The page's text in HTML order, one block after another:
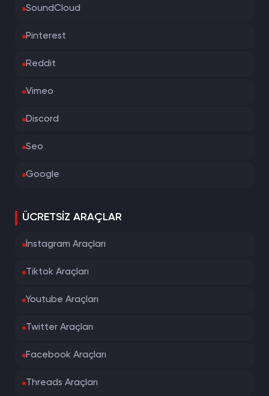
SoundCloud
Pinterest
Reddit
Vimeo
Discord
Seo
Google
ÜCRETSIZ ARAÇLAR
İnstagram Araçları
Tiktok Araçları
Youtube Araçları
Twitter Araçları
Facebook Araçları
Threads Araçları